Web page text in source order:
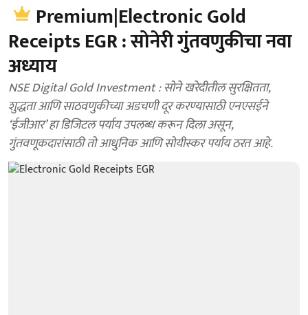
Premium|Electronic Gold
Receipts EGR : सोनेरी गुंतवणुकीचा नवा
अध्याय
NSE Digital Gold Investment : सोने खरेदीतील सुरक्षितता,
शुद्धता आणि साठवणुकीच्या अडचणी दूर करण्यासाठी एनएसईने
‘ईजीआर’ हा डिजिटल पर्याय उपलब्ध करून दिला असून,
गुंतवणूकदारांसाठी तो आधुनिक आणि सोयीस्कर पर्याय ठरत आहे.